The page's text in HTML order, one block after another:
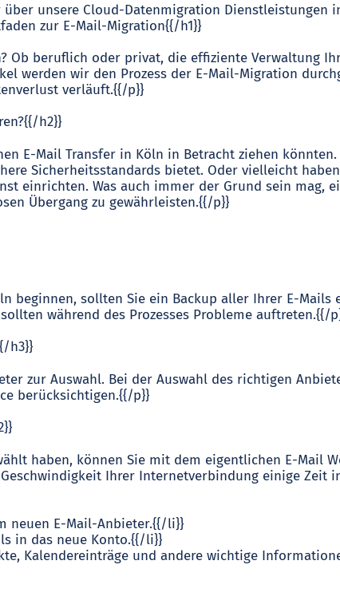
unsere Cloud-Datenmigration Dienstleistungen
zur E-Mail-Migration{{/h1}}
Ob beruflich oder privat, die effiziente Verwaltung
werden wir den Prozess der E-Mail-Migration
verläuft.{{/p}}
h2}}
E-Mail Transfer in Köln in Betracht ziehen
Sicherheitsstandards bietet. Oder vielleicht
einrichten. Was auch immer der Grund sein mag,
Übergang zu gewährleisten.{{/p}}
beginnen, sollten Sie ein Backup aller Ihrer E-
während des Prozesses Probleme auftreten.{{/
h3}}
zur Auswahl. Bei der Auswahl des richtigen
berücksichtigen.{{/p}}
haben, können Sie mit dem eigentlichen E-Mail
Ihrer Internetverbindung einige Zeit
neuen E-Mail-Anbieter.{{/li}}
in das neue Konto.{{/li}}
Kalendereinträge und andere wichtige